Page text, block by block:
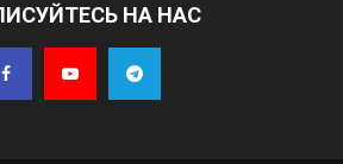
НА НАС